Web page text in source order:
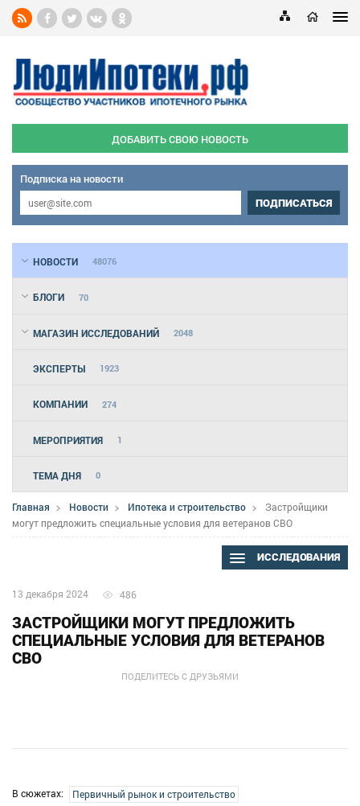
ДОБАВИТЬ СВОЮ НОВОСТЬ
Подписка на новости
ПОДПИСАТЬСЯ
НОВОСТИ 48076
БЛОГИ 70
МАГАЗИН ИССЛЕДОВАНИЙ 2048
ЭКСПЕРТЫ 1923
КОМПАНИИ 274
МЕРОПРИЯТИЯ 1
ТЕМА ДНЯ 0
Главная Новости Ипотека и строительство
Застройщики
могут предложить специальные условия для ветеранов СВО
ИССЛЕДОВАНИЯ
13 декабря 2024 486
ПОДЕЛИТЕСЬ С ДРУЗЬЯМИ
ЗАСТРОЙЩИКИ МОГУТ ПРЕДЛОЖИТЬ
СПЕЦИАЛЬНЫЕ УСЛОВИЯ ДЛЯ ВЕТЕРАНОВ
СВО
В сюжетах: Первичный рынок и строительство